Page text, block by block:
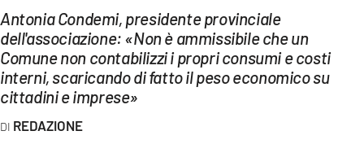
LAC NETWORK
LAC ONAIR
Network
Antonia Condemi, presidente provinciale
dell'associazione: «Non è ammissibile che un
Comune non contabilizzi i propri consumi e costi
interni, scaricando di fatto il peso economico su
cittadini e imprese»
REDAZIONE